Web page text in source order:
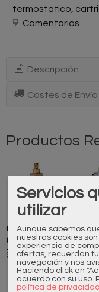
termostatico
Comentarios
Descripción
Costes de Envío
Productos
600019000
Cartucho
Termostático
96,80 €
Servicios
utilizar
Aunque sabemos
nuestras cookies
experiencia de
ofertas, recuerdan
navegación y nos
Haciendo click en
acuerdo con su uso.
política de privacidad